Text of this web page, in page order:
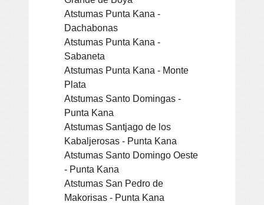
Atstumas Punta Kana -
Dachabonas
Atstumas Punta Kana -
Sabaneta
Atstumas Punta Kana - Monte
Plata
Atstumas Santo Domingas -
Punta Kana
Atstumas Santjago de los
Kabaljerosas - Punta Kana
Atstumas Santo Domingo Oeste
- Punta Kana
Atstumas San Pedro de
Makorisas - Punta Kana